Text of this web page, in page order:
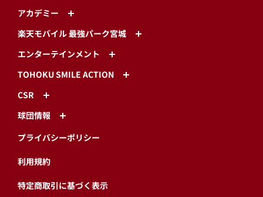
アカデミー
楽天モバイル 最強パーク宮城
エンターテインメント
TOHOKU SMILE ACTION
CSR
球団情報
プライバシーポリシー
利用規約
特定商取引に基づく表示